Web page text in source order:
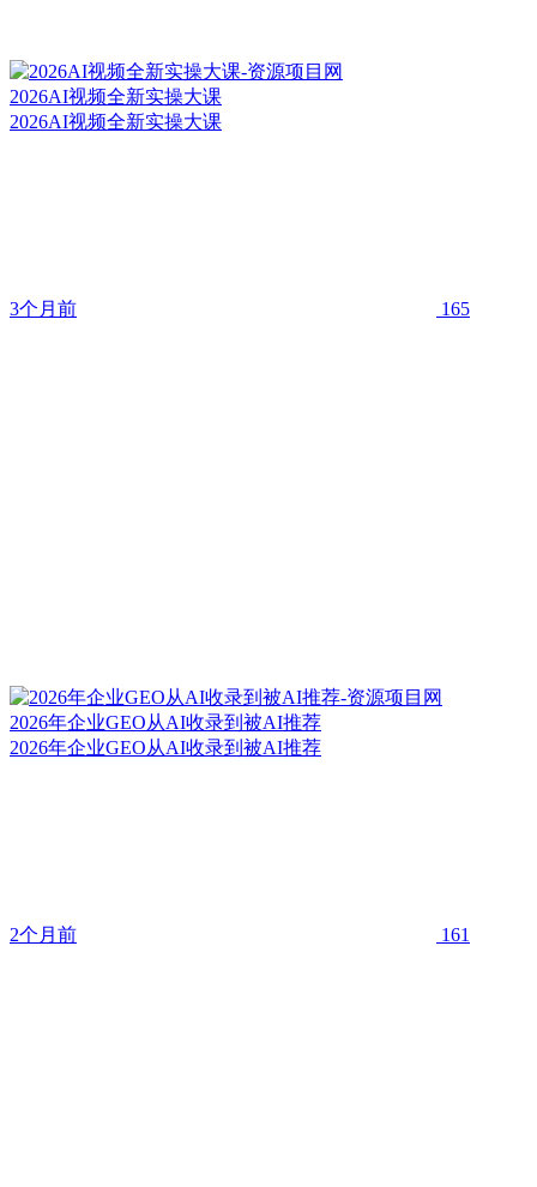
2026AI视频全新实操大课
2026AI视频全新实操大课
3个月前 165
2026年企业GEO从AI收录到被AI推荐
2026年企业GEO从AI收录到被AI推荐
2个月前 161